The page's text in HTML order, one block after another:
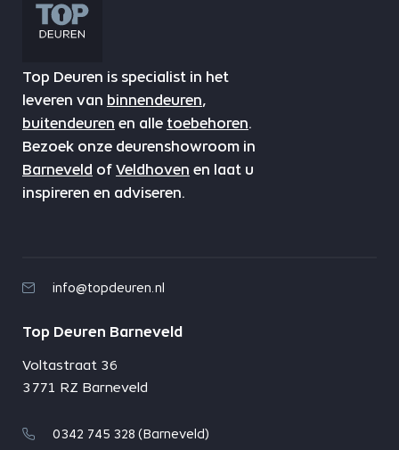
Top Deuren is specialist in het
leveren van binnendeuren,
buitendeuren en alle toebehoren.
Bezoek onze deurenshowroom in
Barneveld of Veldhoven en laat u
inspireren en adviseren.
info@topdeuren.nl
Top Deuren Barneveld
Voltastraat 36
3771 RZ Barneveld
0342 745 328 (Barneveld)